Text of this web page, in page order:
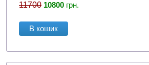
11700 10800 грн.
В кошик